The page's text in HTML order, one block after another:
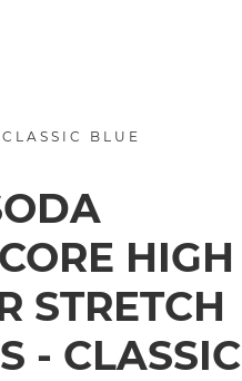
BLUE
HIGH
STRETCH
- CLASSIC